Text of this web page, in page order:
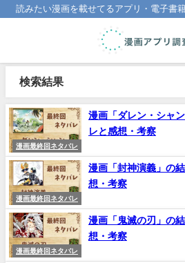
読みたい漫画を載せてるアプリ・電子書
検索結果
漫画最終回ネタバレ
漫画「ダレン・シャ
レと感想・考察
漫画最終回ネタバレ
漫画「封神演義」の
想・考察
漫画最終回ネタバレ
漫画「鬼滅の刃」の
想・考察